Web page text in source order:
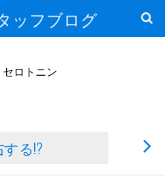
ッフブログ
セロトニン
る!?